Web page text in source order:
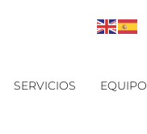
SERVICIOS EQUIPO